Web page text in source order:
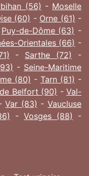
(56) - Moselle
(60) - Orne (61) -
Puy-de-Dôme (63) -
Orientales (66) -
- Sarthe (72)
-
- Seine-Maritime
(80) - Tarn (81) -
Belfort (90) - Val-
Var (83) -Vaucluse
- Vosges (88) -